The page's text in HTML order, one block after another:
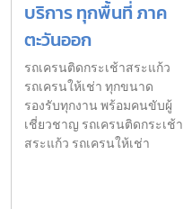
บริการ ทุกพื้นที่ ภาค
ตะวันออก
รถเครนติดกระเช้าสระแก้ว
รถเครนให้เช่า ทุกขนาด
รองรับทุกงาน พร้อมคนขับผู้
เชี่ยวชาญ รถเครนติดกระเช้า
สระแก้ว รถเครนให้เช่า